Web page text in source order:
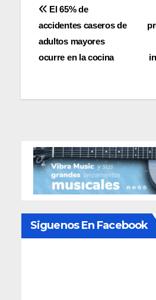
Navegación
de
entradas
El 65% de
accidentes caseros de
adultos mayores
ocurre en la cocina
Siguenos En Facebook